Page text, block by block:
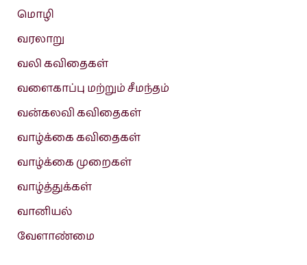
மொழி
வரலாறு
வலி கவிதைகள்
வளைகாப்பு மற்றும் சீமந்தம்
வன்கலவி கவிதைகள்
வாழ்க்கை கவிதைகள்
வாழ்க்கை முறைகள்
வாழ்த்துக்கள்
வானியல்
வேளாண்மை